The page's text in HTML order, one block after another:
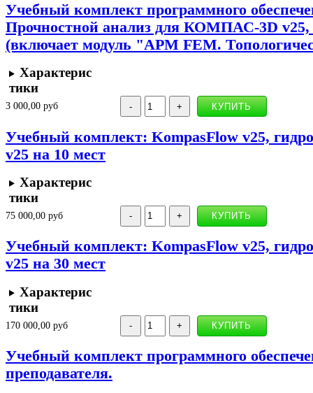
Учебный комплект программного
Прочностной анализ для КОМПАС-3D v25,
(включает модуль "APM FEM.
Характерис
тики
3 000,00 руб
Учебный комплект: KompasFlow v25,
v25 на 10 мест
Характерис
тики
75 000,00 руб
Учебный комплект: KompasFlow v25,
v25 на 30 мест
Характерис
тики
170 000,00 руб
Учебный комплект программного
преподавателя.